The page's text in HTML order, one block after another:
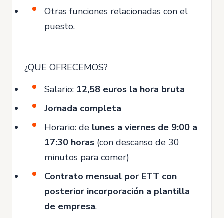
Otras funciones relacionadas con el
puesto.
¿QUE OFRECEMOS?
Salario: 12,58 euros la hora bruta
Jornada completa
Horario: de lunes a viernes de 9:00 a
17:30 horas (con descanso de 30
minutos para comer)
Contrato mensual por ETT con
posterior incorporación a plantilla
de empresa.